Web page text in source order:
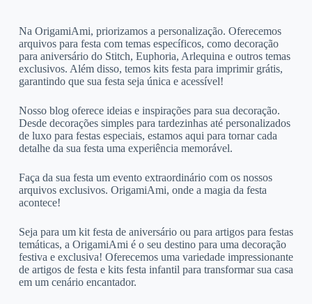
Na OrigamiAmi, priorizamos a personalização. Oferecemos
arquivos para festa com temas específicos, como decoração
para aniversário do Stitch, Euphoria, Arlequina e outros temas
exclusivos. Além disso, temos kits festa para imprimir grátis,
garantindo que sua festa seja única e acessível!
Nosso blog oferece ideias e inspirações para sua decoração.
Desde decorações simples para tardezinhas até personalizados
de luxo para festas especiais, estamos aqui para tornar cada
detalhe da sua festa uma experiência memorável.
Faça da sua festa um evento extraordinário com os nossos
arquivos exclusivos. OrigamiAmi, onde a magia da festa
acontece!
Seja para um kit festa de aniversário ou para artigos para festas
temáticas, a OrigamiAmi é o seu destino para uma decoração
festiva e exclusiva! Oferecemos uma variedade impressionante
de artigos de festa e kits festa infantil para transformar sua casa
em um cenário encantador.